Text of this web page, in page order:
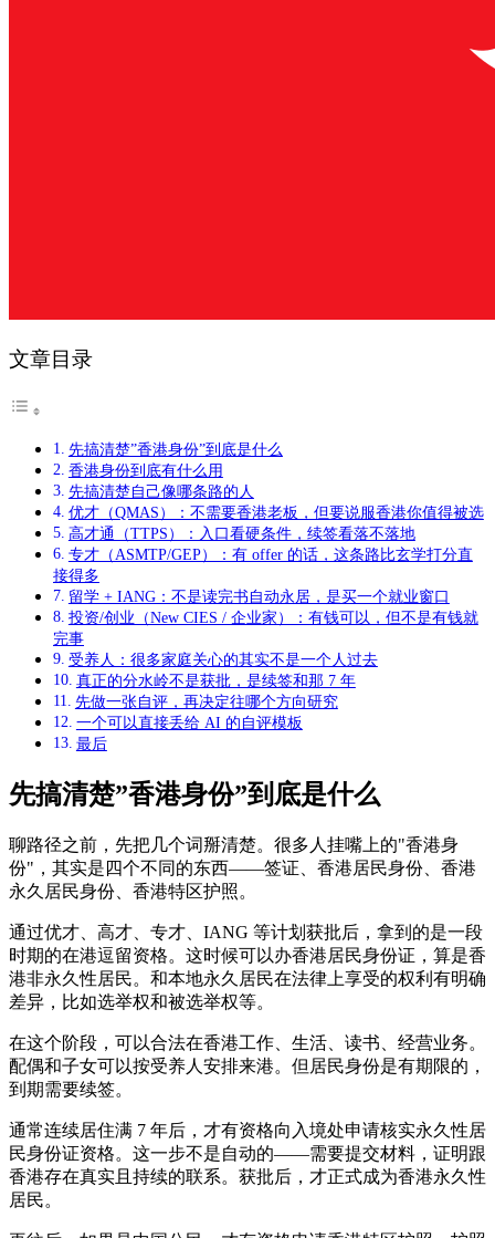
文章目录
先搞清楚”香港身份”到底是什么
香港身份到底有什么用
先搞清楚自己像哪条路的人
优才（QMAS）：不需要香港老板，但要说服香港你值得被选
高才通（TTPS）：入口看硬条件，续签看落不落地
专才（ASMTP/GEP）：有 offer 的话，这条路比玄学打分直
接得多
留学 + IANG：不是读完书自动永居，是买一个就业窗口
投资/创业（New CIES / 企业家）：有钱可以，但不是有钱就
完事
受养人：很多家庭关心的其实不是一个人过去
真正的分水岭不是获批，是续签和那 7 年
先做一张自评，再决定往哪个方向研究
一个可以直接丢给 AI 的自评模板
最后
先搞清楚”香港身份”到底是什么
聊路径之前，先把几个词掰清楚。很多人挂嘴上的"香港身
份"，其实是四个不同的东西——签证、香港居民身份、香港
永久居民身份、香港特区护照。
通过优才、高才、专才、IANG 等计划获批后，拿到的是一段
时期的在港逗留资格。这时候可以办香港居民身份证，算是香
港非永久性居民。和本地永久居民在法律上享受的权利有明确
差异，比如选举权和被选举权等。
在这个阶段，可以合法在香港工作、生活、读书、经营业务。
配偶和子女可以按受养人安排来港。但居民身份是有期限的，
到期需要续签。
通常连续居住满 7 年后，才有资格向入境处申请核实永久性居
民身份证资格。这一步不是自动的——需要提交材料，证明跟
香港存在真实且持续的联系。获批后，才正式成为香港永久性
居民。